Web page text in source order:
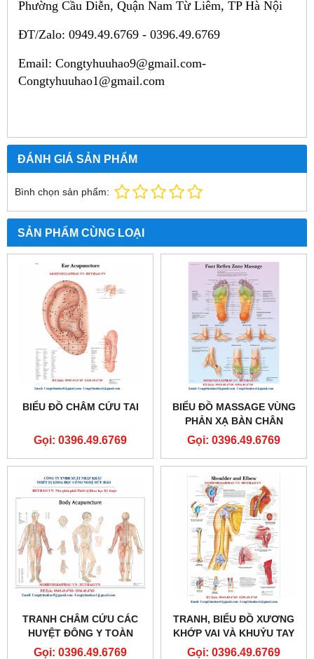
Phường Cầu Diễn, Quận Nam Từ Liêm, TP Hà Nội
ĐT/Zalo: 0949.49.6769 - 0396.49.6769
Email: Congtyhuuhao9@gmail.com-
Congtyhuuhao1@gmail.com
ĐÁNH GIÁ SẢN PHẨM
Bình chọn sản phẩm:
SẢN PHẨM CÙNG LOẠI
BIỂU ĐỒ CHÂM CỨU TAI
Gọi: 0396.49.6769
BIỂU ĐỒ MASSAGE VÙNG
PHẢN XẠ BÀN CHÂN
Gọi: 0396.49.6769
TRANH CHÂM CỨU CÁC
HUYỆT ĐÔNG Y TOÀN
THÂN
Gọi: 0396.49.6769
TRANH, BIỂU ĐỒ XƯƠNG
KHỚP VAI VÀ KHUỶU TAY
Gọi: 0396.49.6769